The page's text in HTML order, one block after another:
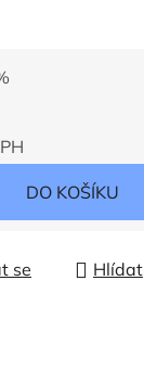
DO KOŠÍKU
se Hlídat